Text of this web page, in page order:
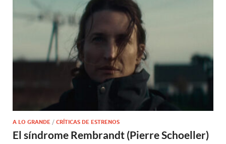
A LO GRANDE / CRÍTICAS DE ESTRENOS
El síndrome Rembrandt (Pierre Schoeller)